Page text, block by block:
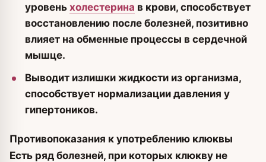
уровень холестерина в крови, способствует
восстановлению после болезней, позитивно
влияет на обменные процессы в сердечной
мышце.
Выводит излишки жидкости из организма,
способствует нормализации давления у
гипертоников.
Противопоказания к употреблению клюквы
Есть ряд болезней, при которых клюкву не